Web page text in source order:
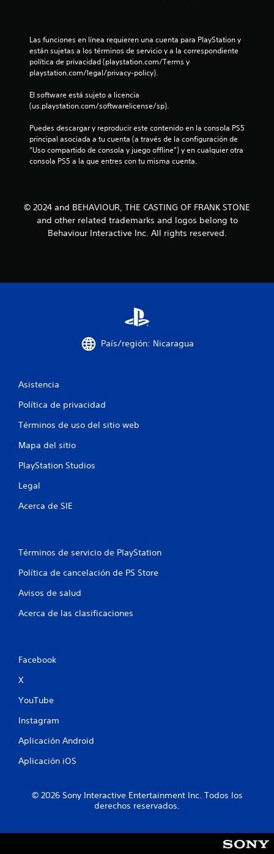
d
1
a
l
Las funciones en línea requieren una cuenta para PlayStation y
están sujetas a los términos de servicio y a la correspondiente
política de privacidad (playstation.com/Terms y
playstation.com/legal/privacy-policy).
El software está sujeto a licencia
(us.playstation.com/softwarelicense/sp).
Puedes descargar y reproducir este contenido en la consola PS5
principal asociada a tu cuenta (a través de la configuración de
“Uso compartido de consola y juego offline”) y en cualquier otra
consola PS5 a la que entres con tu misma cuenta.
© 2024 and BEHAVIOUR, THE CASTING OF FRANK STONE
and other related trademarks and logos belong to
Behaviour Interactive Inc. All rights reserved.
País/región: Nicaragua
Asistencia
Política de privacidad
Términos de uso del sitio web
Mapa del sitio
PlayStation Studios
Legal
Acerca de SIE
Términos de servicio de PlayStation
Política de cancelación de PS Store
Avisos de salud
Acerca de las clasificaciones
Facebook
X
YouTube
Instagram
Aplicación Android
Aplicación iOS
© 2026 Sony Interactive Entertainment Inc. Todos los
derechos reservados.